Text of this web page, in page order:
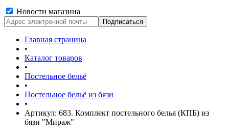
Новости магазина
Главная страница
•
Каталог товаров
•
Постельное бельё
•
Постельное бельё из бязи
•
Артикул: 683. Комплект постельного белья (КПБ) из
бязи "Мираж"